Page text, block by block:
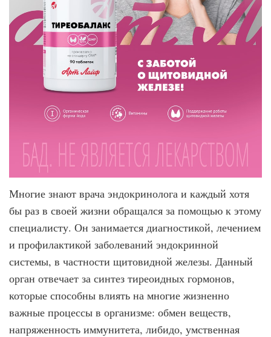
Многие знают врача эндокринолога и каждый хотя
бы раз в своей жизни обращался за помощью к этому
специалисту. Он занимается диагностикой, лечением
и профилактикой заболеваний эндокринной
системы, в частности щитовидной железы. Данный
орган отвечает за синтез тиреоидных гормонов,
которые способны влиять на многие жизненно
важные процессы в организме: обмен веществ,
напряженность иммунитета, либидо, умственная